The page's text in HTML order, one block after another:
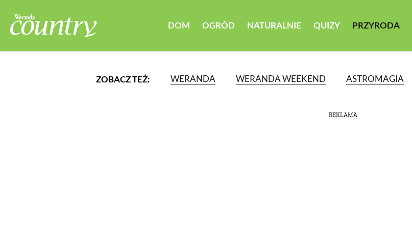
DOM OGRÓD NATURALNIE QUIZY PRZYRODA
ZOBACZ TEŻ: WERANDA WERANDA WEEKEND ASTROMAGIA
REKLAMA